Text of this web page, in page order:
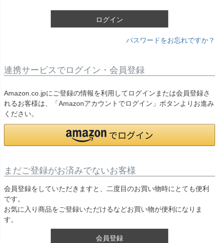
ログイン
パスワードをお忘れですか？
連携サービスでログイン・会員登録
Amazon.co.jpにご登録の情報を利用してログインまたは会員登録さ
れるお客様は、「Amazonアカウントでログイン」ボタンよりお進み
ください。
まだご登録がお済みでないお客様
会員登録をしていただきますと、二度目のお買い物時にとても便利
です。
お気に入り商品をご登録いただけるなどお買い物が便利になりま
す。
会員登録